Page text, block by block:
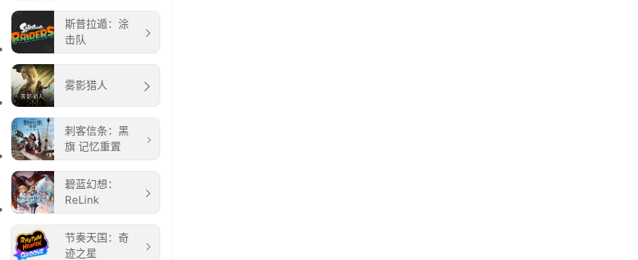
斯普拉遁：涂
击队
雾影猎人
刺客信条：黑
旗 记忆重置
碧蓝幻想：
ReLink
节奏天国：奇
迹之星